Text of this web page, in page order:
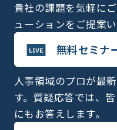
貴社の課題を気軽に
ューションをご提案い
無料セミナ
人事領域のプロが最
す。質疑応答では、
にもお答えします。